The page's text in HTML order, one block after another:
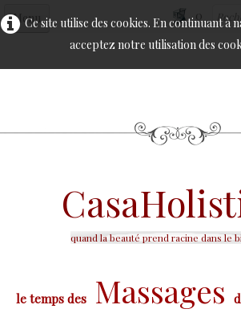
Ce site utilise des cookies. En continuant à
acceptez notre utilisation des
0
Menu
Cellu M6▼
Contact
Casa
quand la beauté prend racine dans le
le temps desMassages